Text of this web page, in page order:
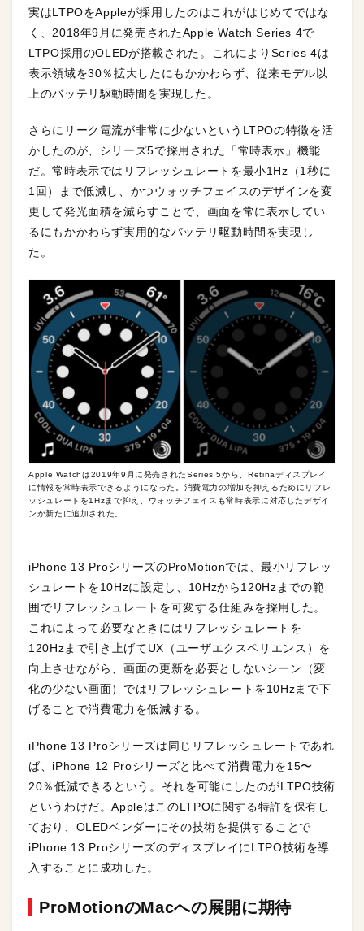
実はLTPOをAppleが採用したのはこれがはじめてではな
く、2018年9月に発売されたApple Watch Series 4で
LTPO採用のOLEDが搭載された。これによりSeries 4は
表示領域を30％拡大したにもかかわらず、従来モデル以
上のバッテリ駆動時間を実現した。
さらにリーク電流が非常に少ないというLTPOの特徴を活
かしたのが、シリーズ5で採用された「常時表示」機能
だ。常時表示ではリフレッシュレートを最小1Hz（1秒に
1回）まで低減し、かつウォッチフェイスのデザインを変
更して発光面積を減らすことで、画面を常に表示してい
るにもかかわらず実用的なバッテリ駆動時間を実現し
た。
Apple Watchは2019年9月に発売されたSeries 5から、Retinaディスプレイ
に情報を常時表示できるようになった。消費電力の増加を抑えるためにリフレ
ッシュレートを1Hzまで抑え、ウォッチフェイスも常時表示に対応したデザイ
ンが新たに追加された。
iPhone 13 ProシリーズのProMotionでは、最小リフレッ
シュレートを10Hzに設定し、10Hzから120Hzまでの範
囲でリフレッシュレートを可変する仕組みを採用した。
これによって必要なときにはリフレッシュレートを
120Hzまで引き上げてUX（ユーザエクスペリエンス）を
向上させながら、画面の更新を必要としないシーン（変
化の少ない画面）ではリフレッシュレートを10Hzまで下
げることで消費電力を低減する。
iPhone 13 Proシリーズは同じリフレッシュレートであれ
ば、iPhone 12 Proシリーズと比べて消費電力を15〜
20％低減できるという。それを可能にしたのがLTPO技術
というわけだ。AppleはこのLTPOに関する特許を保有し
ており、OLEDベンダーにその技術を提供することで
iPhone 13 ProシリーズのディスプレイにLTPO技術を導
入することに成功した。
ProMotionのMacへの展開に期待